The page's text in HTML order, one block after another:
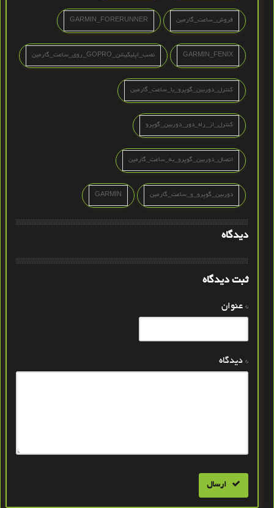
فروش_ساعت_گارمین GARMIN_FORERUNNER
GARMIN_FENIX نصب_اپلیکیشن_GOPRO_روی_ساعت_گارمین
کنترل_دوربین_گوپرو_با_ساعت_گارمین
کنترل_از_راه_دور_دوربین_گوپرو
اتصال_دوربین_گوپرو_به_ساعت_گارمین
دوربین_گوپرو_و_ساعت_گارمین GARMIN
دیدگاه
ثبت دیدگاه
* عنوان
* دیدگاه
ارسال